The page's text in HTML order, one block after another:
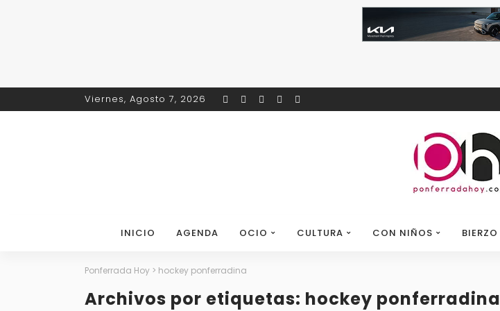
Viernes, Agosto 7, 2026
INICIO AGENDA OCIO CULTURA CON NIÑOS BIERZO
Ponferrada Hoy > hockey ponferradina
Archivos por etiquetas: hockey ponferradina